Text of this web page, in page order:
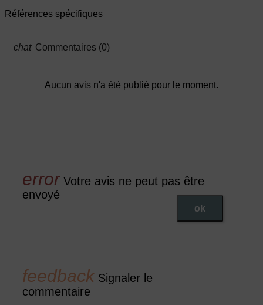
Références spécifiques
Commentaires (0)
Aucun avis n'a été publié pour le moment.
Votre avis ne peut pas être
envoyé
ok
Signaler le
commentaire